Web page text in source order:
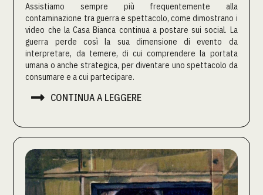
Assistiamo sempre più frequentemente alla
contaminazione tra guerra e spettacolo, come dimostrano i
video che la Casa Bianca continua a postare sui social. La
guerra perde così la sua dimensione di evento da
interpretare, da temere, di cui comprendere la portata
umana o anche strategica, per diventare uno spettacolo da
consumare e a cui partecipare.
 CONTINUA A LEGGERE